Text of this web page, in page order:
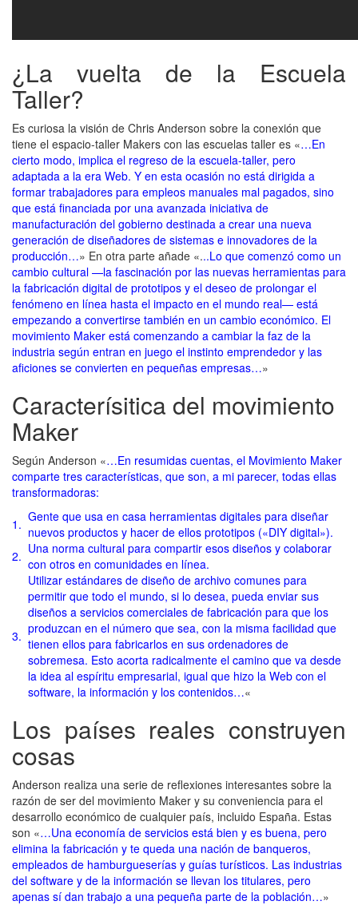
¿La vuelta de la Escuela
Taller?
Es curiosa la visión de Chris Anderson sobre la conexión que
tiene el espacio-taller Makers con las escuelas taller es «…En
cierto modo, implica el regreso de la escuela-taller, pero
adaptada a la era Web. Y en esta ocasión no está dirigida a
formar trabajadores para empleos manuales mal pagados, sino
que está financiada por una avanzada iniciativa de
manufacturación del gobierno destinada a crear una nueva
generación de diseñadores de sistemas e innovadores de la
producción…» En otra parte añade «...Lo que comenzó como un
cambio cultural —la fascinación por las nuevas herramientas para
la fabricación digital de prototipos y el deseo de prolongar el
fenómeno en línea hasta el impacto en el mundo real— está
empezando a convertirse también en un cambio económico. El
movimiento Maker está comenzando a cambiar la faz de la
industria según entran en juego el instinto emprendedor y las
aficiones se convierten en pequeñas empresas…»
Caracterísitica del movimiento
Maker
Según Anderson «…En resumidas cuentas, el Movimiento Maker
comparte tres características, que son, a mi parecer, todas ellas
transformadoras:
1. Gente que usa en casa herramientas digitales para diseñar
nuevos productos y hacer de ellos prototipos («DIY digital»).
2. Una norma cultural para compartir esos diseños y colaborar
con otros en comunidades en línea.
3.
Utilizar estándares de diseño de archivo comunes para
permitir que todo el mundo, si lo desea, pueda enviar sus
diseños a servicios comerciales de fabricación para que los
produzcan en el número que sea, con la misma facilidad que
tienen ellos para fabricarlos en sus ordenadores de
sobremesa. Esto acorta radicalmente el camino que va desde
la idea al espíritu empresarial, igual que hizo la Web con el
software, la información y los contenidos…«
Los países reales construyen
cosas
Anderson realiza una serie de reflexiones interesantes sobre la
razón de ser del movimiento Maker y su conveniencia para el
desarrollo económico de cualquier país, incluido España. Estas
son «…Una economía de servicios está bien y es buena, pero
elimina la fabricación y te queda una nación de banqueros,
empleados de hamburgueserías y guías turísticos. Las industrias
del software y de la información se llevan los titulares, pero
apenas sí dan trabajo a una pequeña parte de la población…»